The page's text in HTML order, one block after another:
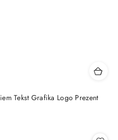
Tekst Grafika Logo Prezent